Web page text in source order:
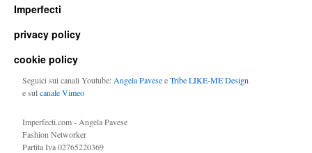
Imperfecti
privacy policy
cookie policy
Seguici sui canali Youtube: Angela PaveseeTribe LIKE-ME Design
e sulcanale Vimeo
Imperfecti.com - Angela Pavese
Fashion Networker
Partita Iva 02765220369